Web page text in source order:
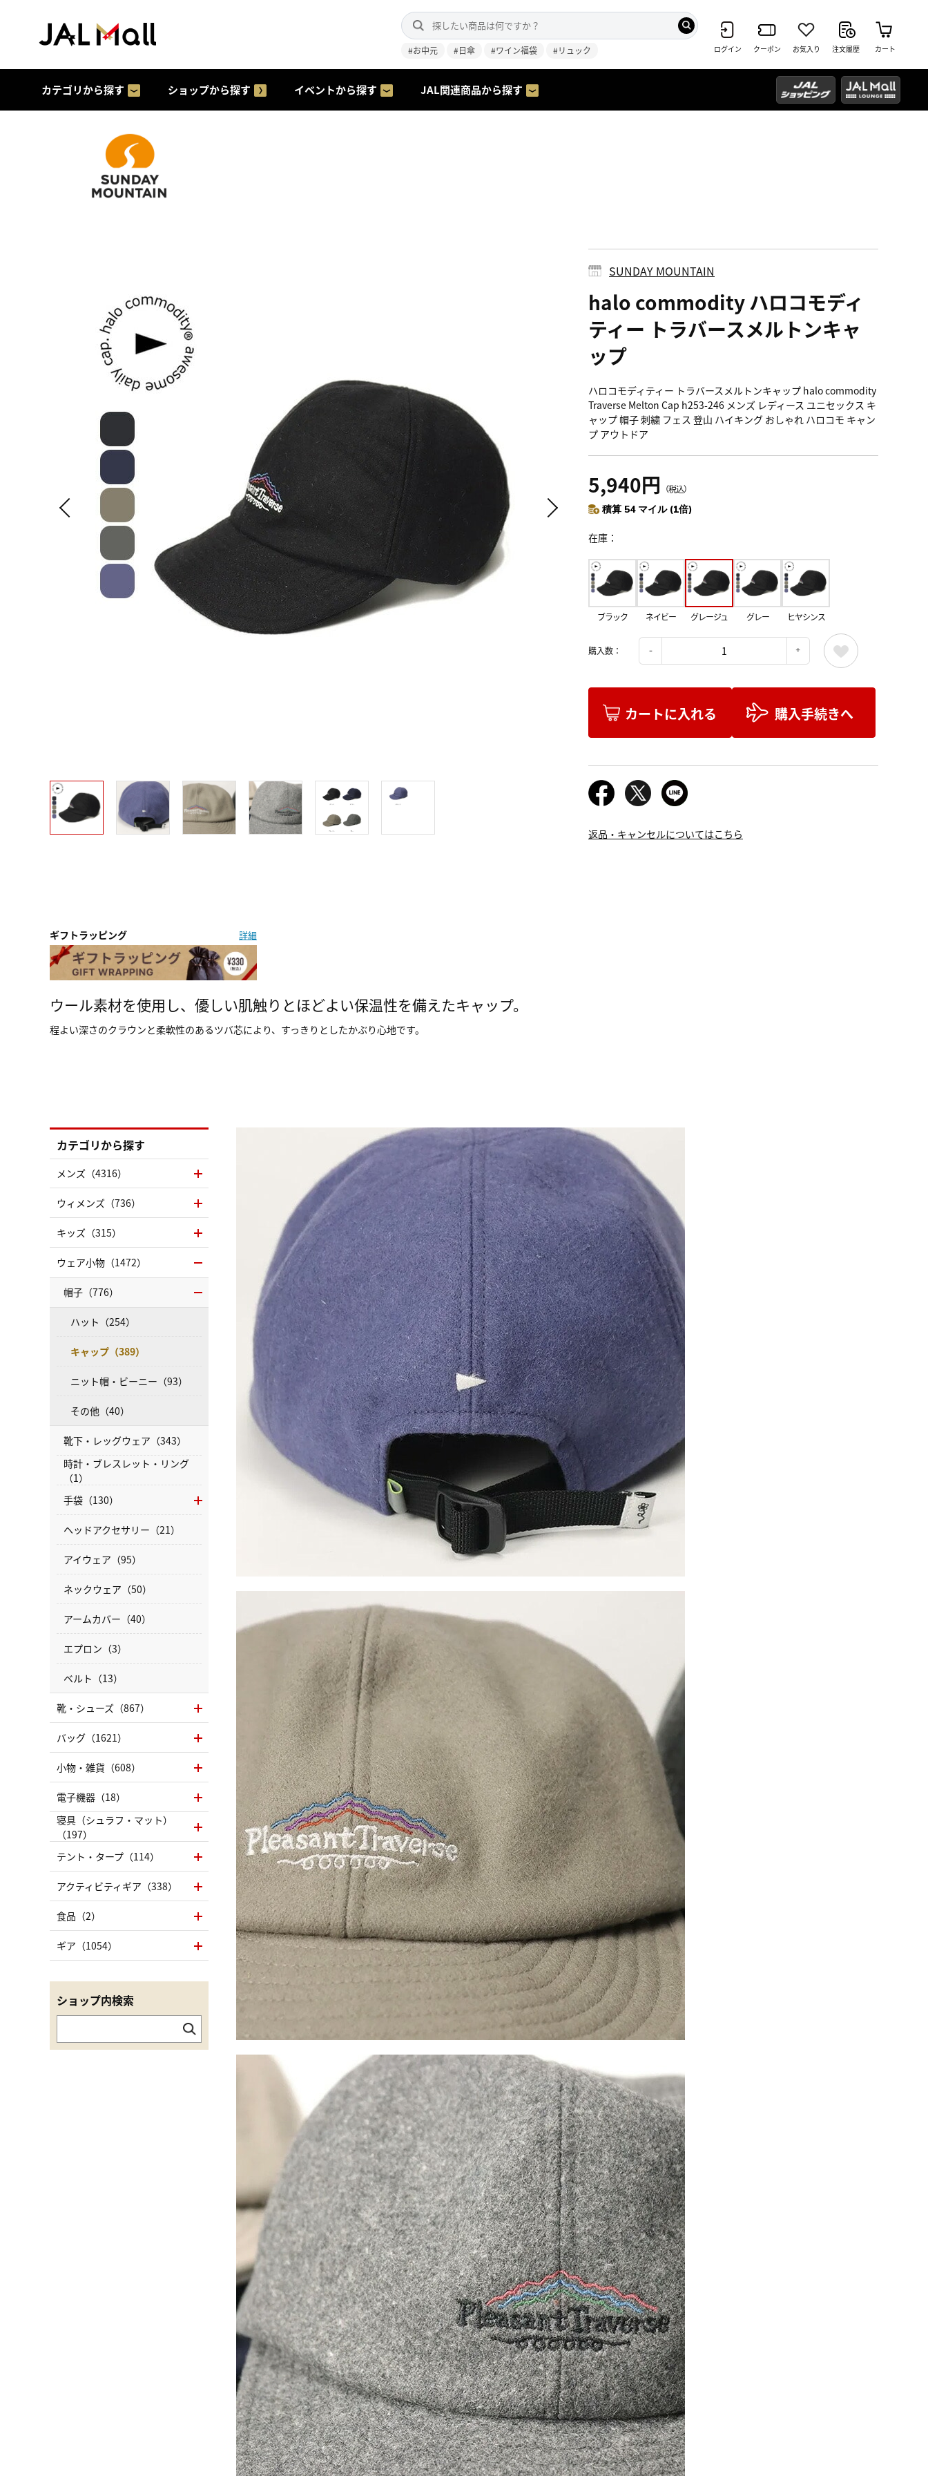
#お中元 #日傘 #ワイン福袋 #リュック ログイン クーポン お気入り 注文履歴 カート
カテゴリから探す ショップから探す イベントから探す JAL関連商品から探す
SUNDAY MOUNTAIN
halo commodity ハロコモディ
ティー トラバースメルトンキャ
ップ
ハロコモディティー トラバースメルトンキャップ halo commodity
Traverse Melton Cap h253-246 メンズ レディース ユニセックス キ
ャップ 帽子 刺繍 フェス 登山 ハイキング おしゃれ ハロコモ キャン
プ アウトドア
5,940円 （税込）
積算 54 マイル (1倍)
在庫
ブラック ネイビー グレージュ グレー ヒヤシンス
購入数：
カートに入れる 購入手続きへ
返品・キャンセルについてはこちら
ギフトラッピング 詳細
ウール素材を使用し、優しい肌触りとほどよい保温性を備えたキャップ。
程よい深さのクラウンと柔軟性のあるツバ芯により、すっきりとしたかぶり心地です。
カテゴリから探す
メンズ（4316）
ウィメンズ（736）
キッズ（315）
ウェア小物（1472）
帽子（776）
ハット（254）
キャップ（389）
ニット帽・ビーニー（93）
その他（40）
靴下・レッグウェア（343）
時計・ブレスレット・リング
（1）
手袋（130）
ヘッドアクセサリー（21）
アイウェア（95）
ネックウェア（50）
アームカバー（40）
エプロン（3）
ベルト（13）
靴・シューズ（867）
バッグ（1621）
小物・雑貨（608）
電子機器（18）
寝具（シュラフ・マット）
（197）
テント・タープ（114）
アクティビティギア（338）
食品（2）
ギア（1054）
ショップ内検索